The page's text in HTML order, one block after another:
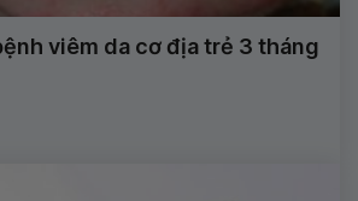
viêm da cơ địa trẻ 3 tháng